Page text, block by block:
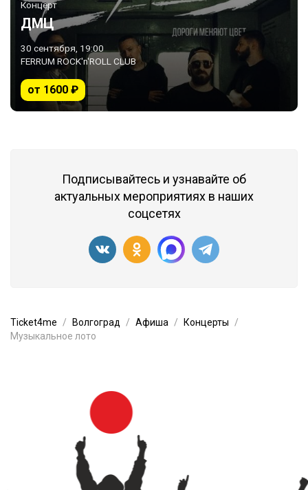
Концерт
ДМЦ
30 сентября, 19:00
FERRUM ROCK'n'ROLL CLUB
от 1600 ₽
Подписывайтесь и узнавайте об
актуальных мероприятиях в наших
соцсетях
Ticket4me Волгоград Афиша
Концерты
Музыкальное лото